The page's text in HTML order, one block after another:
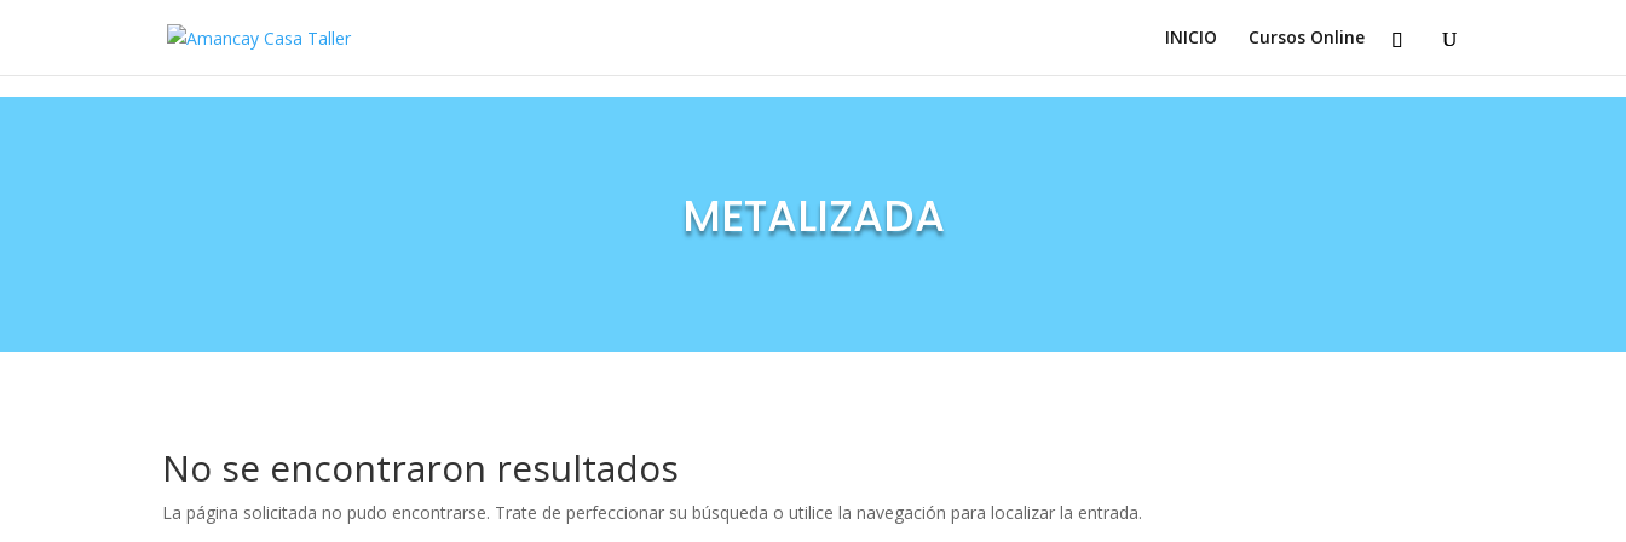
INICIO Cursos Online
METALIZADA
No se encontraron resultados
La página solicitada no pudo encontrarse. Trate de perfeccionar su búsqueda o utilice la navegación para localizar la entrada.